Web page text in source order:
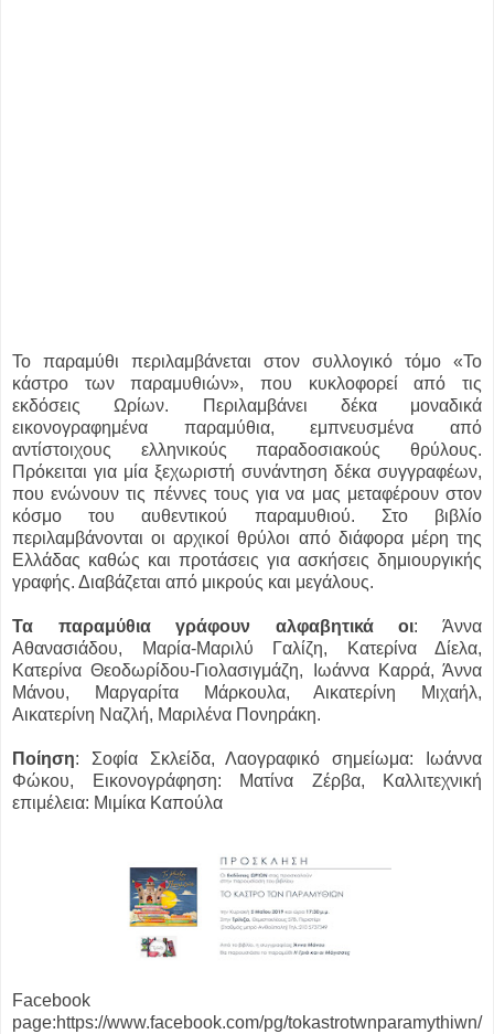
Το παραμύθι περιλαμβάνεται στον συλλογικό τόμο «Το
κάστρο των παραμυθιών», που κυκλοφορεί από τις
εκδόσεις Ωρίων. Περιλαμβάνει δέκα μοναδικά
εικονογραφημένα παραμύθια, εμπνευσμένα από
αντίστοιχους ελληνικούς παραδοσιακούς θρύλους.
Πρόκειται για μία ξεχωριστή συνάντηση δέκα συγγραφέων,
που ενώνουν τις πέννες τους για να μας μεταφέρουν στον
κόσμο του αυθεντικού παραμυθιού. Στο βιβλίο
περιλαμβάνονται οι αρχικοί θρύλοι από διάφορα μέρη της
Ελλάδας καθώς και προτάσεις για ασκήσεις δημιουργικής
γραφής. Διαβάζεται από μικρούς και μεγάλους.
Τα παραμύθια γράφουν αλφαβητικά οι: Άννα
Αθανασιάδου, Μαρία-Μαριλύ Γαλίζη, Κατερίνα Δίελα,
Κατερίνα Θεοδωρίδου-Γιολασιγμάζη, Ιωάννα Καρρά, Άννα
Μάνου, Μαργαρίτα Μάρκουλα, Αικατερίνη Μιχαήλ,
Αικατερίνη Ναζλή, Μαριλένα Πονηράκη.
Ποίηση: Σοφία Σκλείδα, Λαογραφικό σημείωμα: Ιωάννα
Φώκου, Εικονογράφηση: Ματίνα Ζέρβα, Καλλιτεχνική
επιμέλεια: Μιμίκα Καπούλα
Facebook
page:https://www.facebook.com/pg/tokastrotwnparamythiwn/